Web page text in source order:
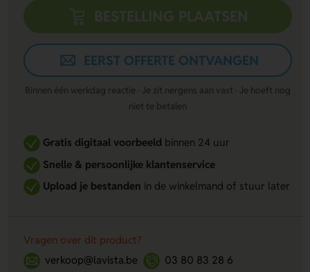
BESTELLING PLAATSEN
EERST OFFERTE ONTVANGEN
Binnen één werkdag reactie · Je zit nergens aan vast · Je hoeft nog
niet te betalen
Gratis digitaal voorbeeldbinnen 24 uur
Snelle & persoonlijke klantenservice
Upload je bestanden in de winkelmand of stuur later
Vragen over dit product?
verkoop@lavista.be
03 80 83 28 6